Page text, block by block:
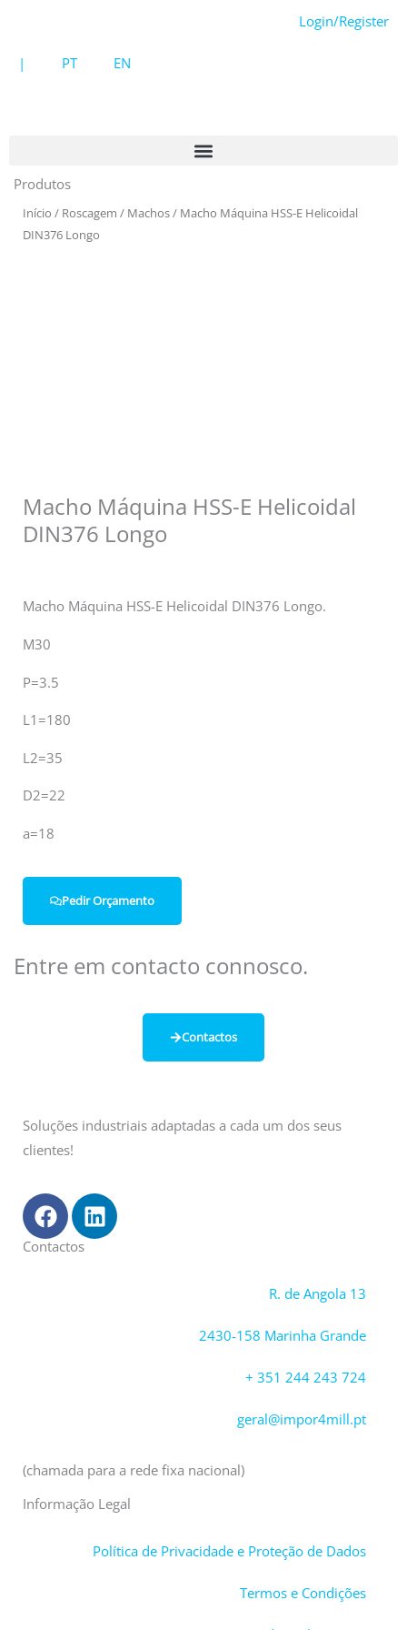
content
Login/Register
| PT EN
Produtos
Início / Roscagem / Machos/ Macho Máquina HSS-E Helicoidal
DIN376 Longo
Macho Máquina HSS-E Helicoidal
DIN376 Longo
Macho Máquina HSS-E Helicoidal DIN376 Longo.
M30
P=3.5
L1=180
L2=35
D2=22
a=18
Pedir Orçamento
Entre em contacto connosco.
Contactos
Soluções industriais adaptadas a cada um dos seus
clientes!
F
a
c
L
i
n
Contactos
R. de Angola 13
2430-158 Marinha Grande
+ 351 244 243 724
geral@impor4mill.pt
(chamada para a rede fixa nacional)
Informação Legal
Política de Privacidade e Proteção de Dados
Termos e Condições